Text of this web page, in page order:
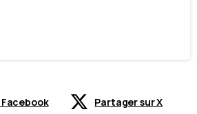
Partager sur X